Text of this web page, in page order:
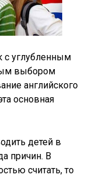
с углубленным
выбором
английского
основная
детей в
причин. В
считать, то